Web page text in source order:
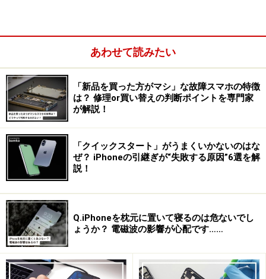
もしれません。手書きメモ機能は、一度使いだすと、仕
事でもプライベードでも手放す事ができなくなる機能
で、GALAXY Noteシリーズファンは根強いものがありま
す。
さて、そのGALAXY Noteシリーズの最新版のGALAXY
Note 3は、NTTドコモとauより発売になっています。
回は、NTTドコモ版のGALAXY Note 3（SC-01F）をお借
りしましたので、写真でご紹介します。
※記事内容は執筆時点のものです。最新の内容をご確認くださ
い。
※機種やOSのバージョンによって画面表示、操作方法が異なる可
能性があります。
あわせて読みたい
「新品を買った方がマシ」な故障スマホの特徴
は？ 修理or買い替えの判断ポイントを専門家
が解説！
「クイックスタート」がうまくいかないのはな
ぜ？ iPhoneの引継ぎが“失敗する原因”6選を解
説！
Q.iPhoneを枕元に置いて寝るのは危ないでし
ょうか？ 電磁波の影響が心配です……